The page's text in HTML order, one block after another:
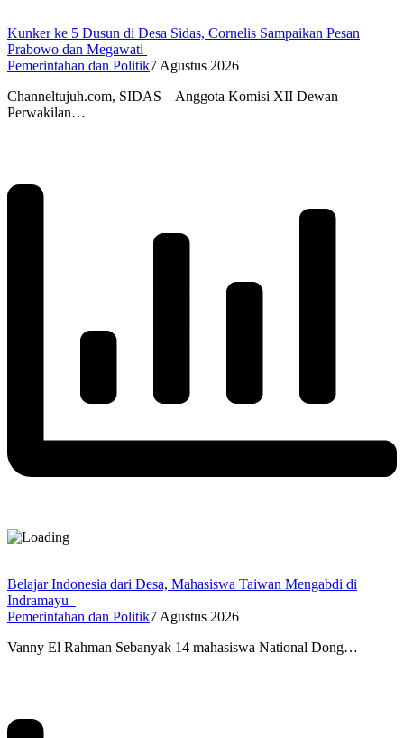
Kunker ke 5 Dusun di Desa Sidas, Cornelis Sampaikan Pesan
Prabowo dan Megawati
Pemerintahan dan Politik7 Agustus 2026
Channeltujuh.com, SIDAS – Anggota Komisi XII Dewan
Perwakilan…
Belajar Indonesia dari Desa, Mahasiswa Taiwan Mengabdi di
Indramayu
Pemerintahan dan Politik7 Agustus 2026
Vanny El Rahman Sebanyak 14 mahasiswa National Dong…